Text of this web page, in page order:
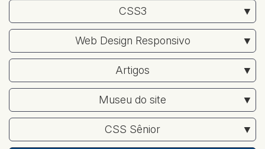
CSS3
Web Design Responsivo
Artigos
Museu do site
CSS Sênior